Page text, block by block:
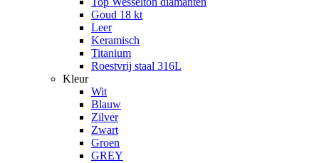
Goud 18 kt
Leer
Keramisch
Titanium
Roestvrij staal 316L
Kleur
Wit
Blauw
Zilver
Zwart
Groen
GREY